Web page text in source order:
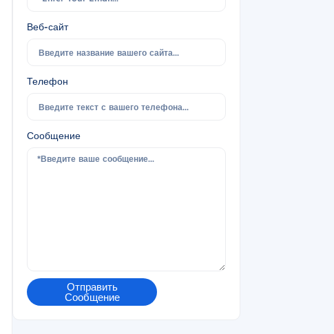
Веб-сайт
Телефон
Сообщение
Отправить
Сообщение